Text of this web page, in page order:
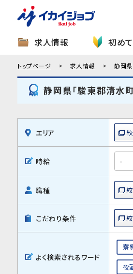
求人情報 初め
トップページ 求人情報 静岡県
静岡県「駿東郡清水
エリア
時給
職種
こだわり条件
よく検索されるワード
寮
夜